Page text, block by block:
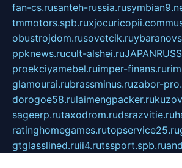
fan-cs.rusanteh-russia.ru
tmmotors.spb.ruxjocuricopii.com
obustrojdom.rusovetcik.ru
ppknews.rucult-alshei.ru
proekciyamebel.ruimper-finans.ru
glamourai.rubrassminus.ruzabor-
dorogoe58.rulaimengpacker.ru
sageerp.rutaxodrom.rudsrazvitie.ru
ratinghomegames.rutopservice25.ru
gtglasslined.ruii4.rutssport.spb.ru